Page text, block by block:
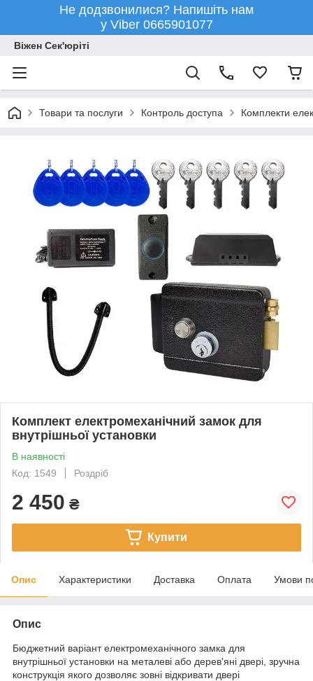
Не додзвонилися? Напишіть нам
у Viber 0665901077
Віжен Сек'юріті
Товари та послуги Контроль доступа Комплекти
Комплект електромеханічний замок для
внутрішньої установки
В наявності
Код: 1549
Роздріб
2 450 ₴
Купити
Опис Характеристики Доставка Оплата Умови
Опис
Бюджетний варіант електромеханічного замка для
внутрішньої установки на металеві або дерев'яні двері, зручна
конструкція якого дозволяє зовні відкривати двері